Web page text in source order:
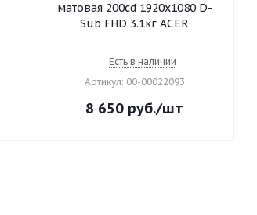
матовая 200cd 1920x1080 D-
Sub FHD 3.1кг ACER
Есть в наличии
Артикул: 00-00022093
8 650 руб./шт